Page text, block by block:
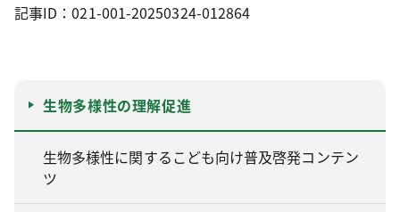
記事ID：021-001-20250324-012864
生物多様性の理解促進
生物多様性に関するこども向け普及啓発コンテン
ツ